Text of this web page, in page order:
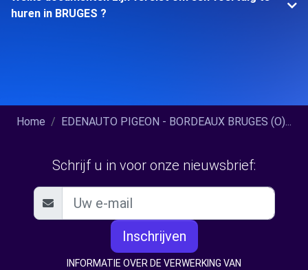
huren in BRUGES ?
Home EDENAUTO PIGEON - BORDEAUX BRUGES (O)...
Schrijf u in voor onze nieuwsbrief:
Inschrijven
INFORMATIE OVER DE VERWERKING VAN